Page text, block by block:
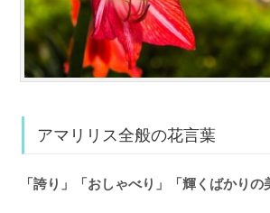
アマリリス全般の花言葉
「誇り」「おしゃべり」「輝くばかりの